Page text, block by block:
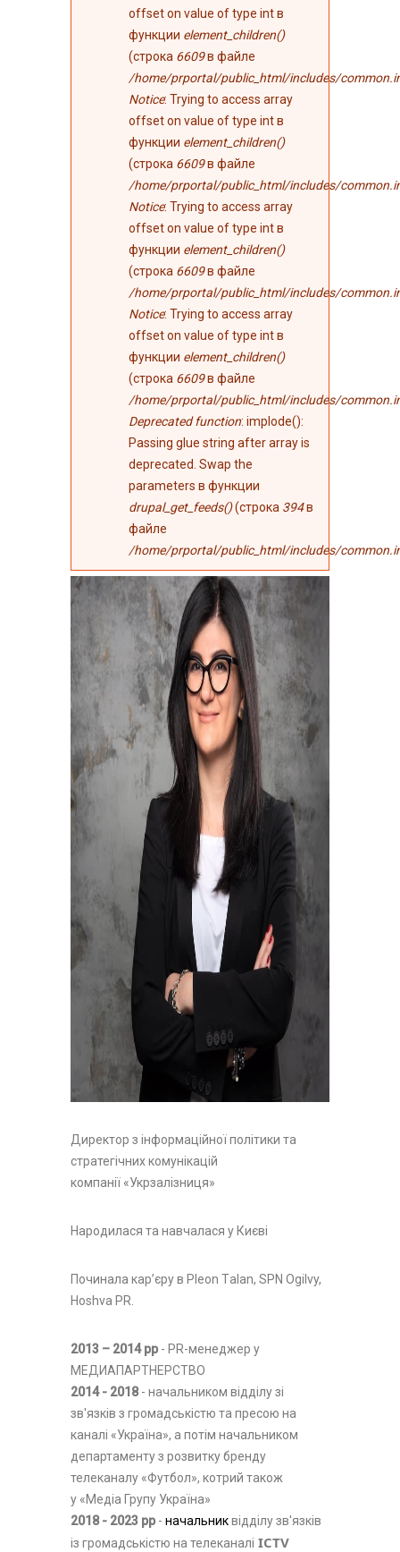
offset on value of type int в
функции element_children()
(строка 6609в файле
/home/prportal/public_html/includes/
Notice: Trying to access array
offset on value of type int в
функции element_children()
(строка 6609в файле
/home/prportal/public_html/includes/
Notice: Trying to access array
offset on value of type int в
функции element_children()
(строка 6609в файле
/home/prportal/public_html/includes/
Notice: Trying to access array
offset on value of type int в
функции element_children()
(строка 6609в файле
/home/prportal/public_html/includes/
Deprecated function: implode():
Passing glue string after array is
deprecated. Swap the
parameters в функции
drupal_get_feeds()(строка 394в
файле
/home/prportal/public_html/includes/
Директор з інформаційної політики та
стратегічних комунікацій
компанії «Укрзалізниця»
Народилася та навчалася у Києві
Починала кар’єру в Pleon Тalan, SPN Ogilvy,
Hoshva PR.
2013 – 2014 рр - PR-менеджер у
МЕДИАПАРТНЕРСТВО
2014 - 2018 - начальником відділу зі
зв'язків з громадськістю та пресою на
каналі «Україна», а потім начальником
департаменту з розвитку бренду
телеканалу «Футбол», котрий також
у «Медіа Групу Україна»
2018 - 2023 рр - начальниквідділу зв'язків
із громадськістю на телеканалі ICTV